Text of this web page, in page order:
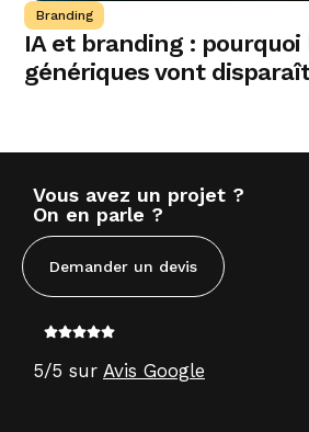
Branding
IA et branding :
génériques vont
Vous avez un projet ?
On en parle ?
Demander un devis
5/5 sur Avis Google